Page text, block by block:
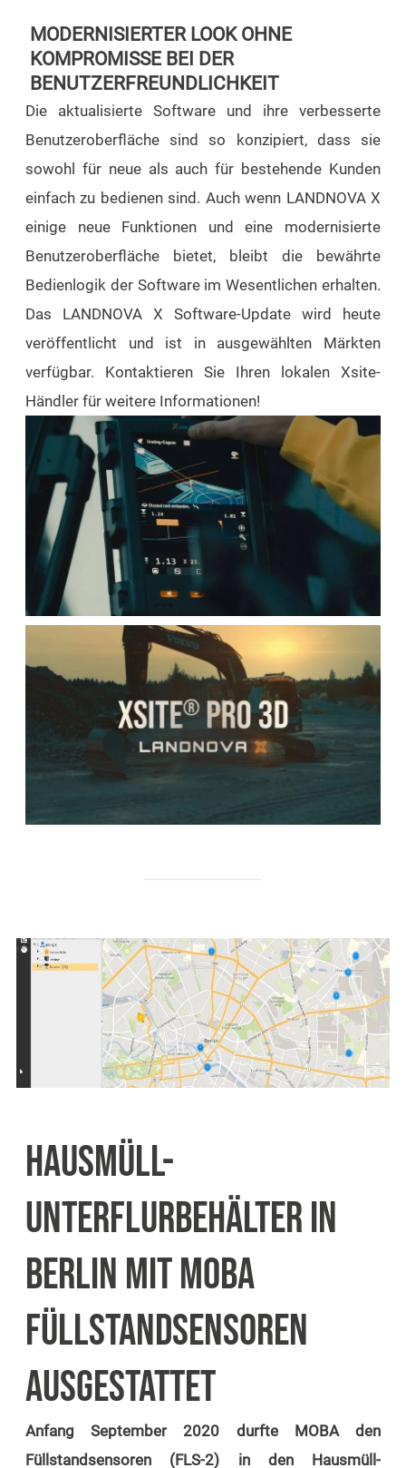
MODERNISIERTER LOOK OHNE
KOMPROMISSE BEI DER
BENUTZERFREUNDLICHKEIT
Die aktualisierte Software und ihre verbesserte
Benutzeroberfläche sind so konzipiert, dass sie
sowohl für neue als auch für bestehende Kunden
einfach zu bedienen sind. Auch wenn LANDNOVA X
einige neue Funktionen und eine modernisierte
Benutzeroberfläche bietet, bleibt die bewährte
Bedienlogik der Software im Wesentlichen erhalten.
Das LANDNOVA X Software-Update wird heute
veröffentlicht und ist in ausgewählten Märkten
verfügbar. Kontaktieren Sie Ihren lokalen Xsite-
Händler für weitere Informationen!
HAUSMÜLL-
UNTERFLURBEHÄLTER IN
BERLIN MIT MOBA
FÜLLSTANDSENSOREN
AUSGESTATTET
Anfang September 2020 durfte MOBA den
Füllstandsensoren (FLS-2) in den Hausmüll-